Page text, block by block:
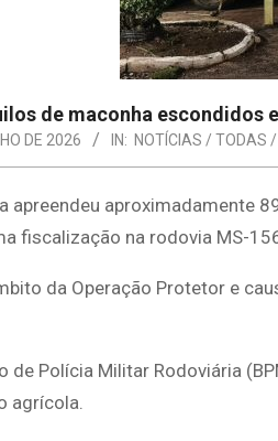
de maconha escondidos
DE 2026 IN: NOTÍCIAS / TODAS /
apreendeu aproximadamente
fiscalização na rodovia MS-
da Operação Protetor e
de Polícia Militar Rodoviária
agrícola.